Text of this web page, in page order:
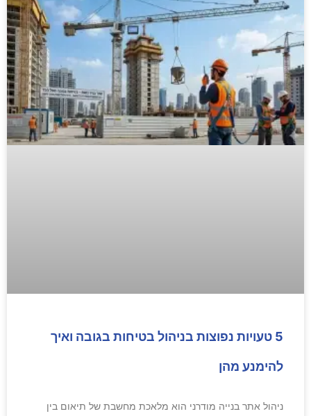
5 טעויות נפוצות בניהול בטיחות בגובה ואיך
להימנע מהן
ניהול אתר בנייה מודרני הוא מלאכת מחשבת של תיאום בין